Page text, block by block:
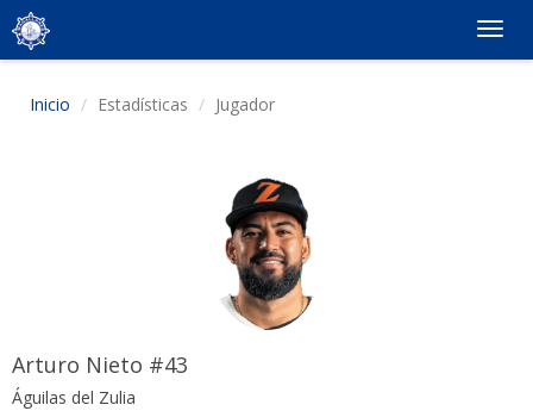
Inicio Estadísticas Jugador
Arturo Nieto #43
Águilas del Zulia